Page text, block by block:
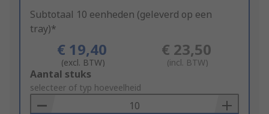
Subtotaal 10 eenheden (geleverd op een
tray)*
€ 19,40
(excl. BTW)
€ 23,50
(incl. BTW)
Add
to
Basket
Aantal stuks
selecteer of typ hoeveelheid